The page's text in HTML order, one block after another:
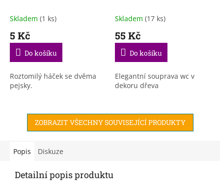
Skladem (1 ks)
5 Kč
Do košíku
Roztomilý háček se dvěma
pejsky.
Skladem (17 ks)
55 Kč
Do košíku
Elegantní souprava wc v
dekoru dřeva
ZOBRAZIT VŠECHNY SOUVISEJÍCÍ PRODUKTY
Popis Diskuze
Detailní popis produktu